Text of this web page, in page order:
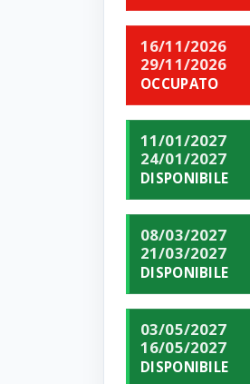
16/11/2026
29/11/2026
OCCUPATO
11/01/2027
24/01/2027
DISPONIBILE
08/03/2027
21/03/2027
DISPONIBILE
03/05/2027
16/05/2027
DISPONIBILE